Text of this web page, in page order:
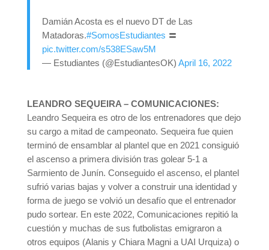
Damián Acosta es el nuevo DT de Las
Matadoras.#SomosEstudiantes 〓
pic.twitter.com/s538ESaw5M
— Estudiantes (@EstudiantesOK) April 16, 2022
LEANDRO SEQUEIRA – COMUNICACIONES:
Leandro Sequeira es otro de los entrenadores que dejo
su cargo a mitad de campeonato. Sequeira fue quien
terminó de ensamblar al plantel que en 2021 consiguió
el ascenso a primera división tras golear 5-1 a
Sarmiento de Junín. Conseguido el ascenso, el plantel
sufrió varias bajas y volver a construir una identidad y
forma de juego se volvió un desafío que el entrenador
pudo sortear. En este 2022, Comunicaciones repitió la
cuestión y muchas de sus futbolistas emigraron a
otros equipos (Alanis y Chiara Magni a UAI Urquiza) o